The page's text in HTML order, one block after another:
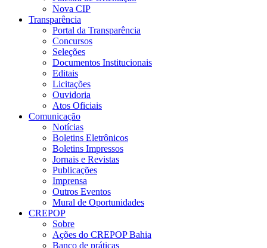
Nova CIP
Transparência
Portal da Transparência
Concursos
Seleções
Documentos Institucionais
Editais
Licitações
Ouvidoria
Atos Oficiais
Comunicação
Notícias
Boletins Eletrônicos
Boletins Impressos
Jornais e Revistas
Publicações
Imprensa
Outros Eventos
Mural de Oportunidades
CREPOP
Sobre
Ações do CREPOP Bahia
Banco de práticas